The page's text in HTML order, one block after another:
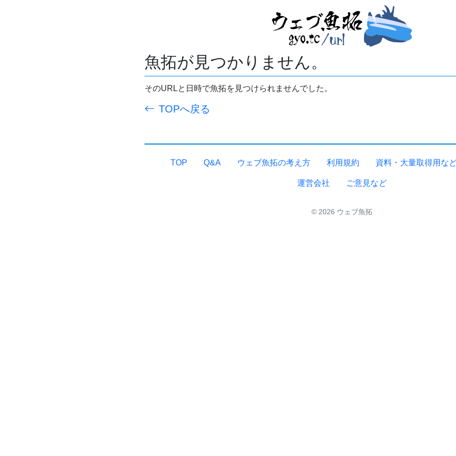
魚拓が見つかりません。
そのURLと日時で魚拓を見つけられませんでした。
TOPへ戻る
TOP Q&A ウェブ魚拓の考え方 利用規約 資料・大量取得用な
運営会社 ご意見など
© 2026 ウェブ魚拓